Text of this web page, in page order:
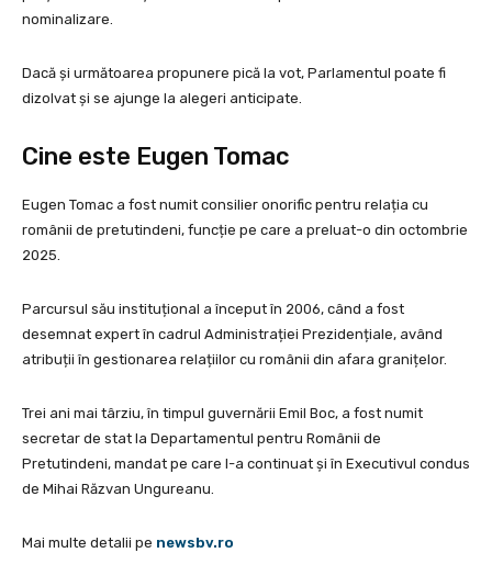
nominalizare.
Dacă și următoarea propunere pică la vot, Parlamentul poate fi
dizolvat și se ajunge la alegeri anticipate.
Cine este Eugen Tomac
Eugen Tomac a fost numit consilier onorific pentru relația cu
românii de pretutindeni, funcție pe care a preluat-o din octombrie
2025.
Parcursul său instituțional a început în 2006, când a fost
desemnat expert în cadrul Administrației Prezidențiale, având
atribuții în gestionarea relațiilor cu românii din afara granițelor.
Trei ani mai târziu, în timpul guvernării Emil Boc, a fost numit
secretar de stat la Departamentul pentru Românii de
Pretutindeni, mandat pe care l-a continuat și în Executivul condus
de Mihai Răzvan Ungureanu.
Mai multe detalii pe newsbv.ro